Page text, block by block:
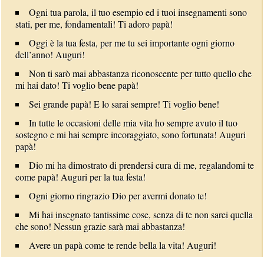
Ogni tua parola, il tuo esempio ed i tuoi insegnamenti sono
stati, per me, fondamentali! Ti adoro papà!
Oggi è la tua festa, per me tu sei importante ogni giorno
dell’anno! Auguri!
Non ti sarò mai abbastanza riconoscente per tutto quello che
mi hai dato! Ti voglio bene papà!
Sei grande papà! E lo sarai sempre! Ti voglio bene!
In tutte le occasioni delle mia vita ho sempre avuto il tuo
sostegno e mi hai sempre incoraggiato, sono fortunata! Auguri
papà!
Dio mi ha dimostrato di prendersi cura di me, regalandomi te
come papà! Auguri per la tua festa!
Ogni giorno ringrazio Dio per avermi donato te!
Mi hai insegnato tantissime cose, senza di te non sarei quella
che sono! Nessun grazie sarà mai abbastanza!
Avere un papà come te rende bella la vita! Auguri!